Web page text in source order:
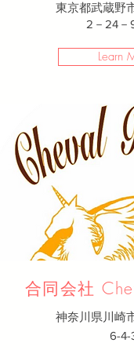
東京都武蔵野
2－24－
Learn
合同会社
神奈川県川崎
6-4-